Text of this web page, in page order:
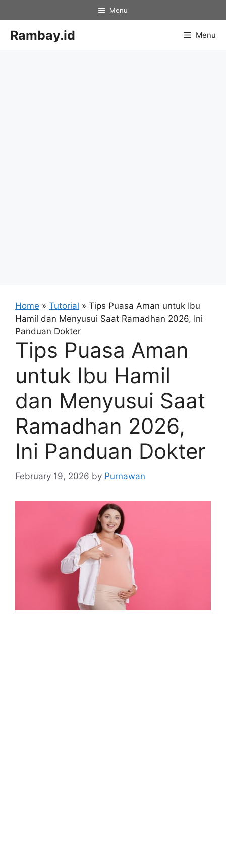
to
content
Menu
Rambay.id Menu
Home » Tutorial » Tips Puasa Aman untuk Ibu
Hamil dan Menyusui Saat Ramadhan 2026, Ini
Panduan Dokter
Tips Puasa Aman
untuk Ibu Hamil
dan Menyusui Saat
Ramadhan 2026,
Ini Panduan Dokter
February 19, 2026 by Purnawan